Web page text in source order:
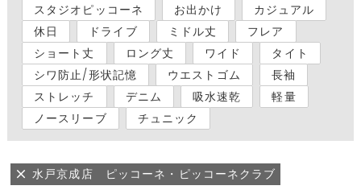
スタジオピッコーネ お出かけ
カジュアル
休日
ドライブ ミドル丈
フレア
ショート丈
ロング丈 ワイド
タイト
シワ防止/形状記憶
ウエストゴム
長袖
ストレッチ
デニム 吸水速乾
軽量
ノースリーブ
チュニック
水戸京成店 ピッコーネ・ピッコーネクラブ